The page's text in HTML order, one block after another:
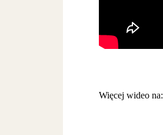
Więcej wideo na: